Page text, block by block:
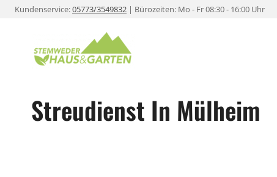
ZumKundenservice:05773/3549832 | Bürozeiten: Mo - Fr 08:30 - 16:00 Uhr
Streudienst In Mülheim